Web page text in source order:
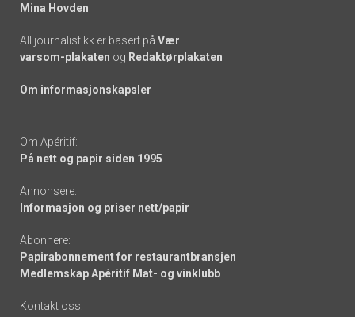
Mina Hovden
All journalistikk er basert på Vær
varsom-plakaten og Redaktørplakaten
Om informasjonskapsler
Om Apéritif:
På nett og papir siden 1995
Annonsere:
Informasjon og priser nett/papir
Abonnere:
Papirabonnement for restaurantbransjen
Medlemskap Apéritif Mat- og vinklubb
Kontakt oss: